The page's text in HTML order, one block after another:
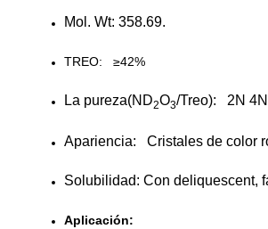
Mol. Wt: 358.69.
TREO: ≥42%
La pureza(ND2O3/Treo): 2N
Apariencia: Cristales de color
Solubilidad: Con deliquescent,
Aplicación: